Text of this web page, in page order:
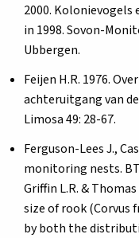
2000. Kolonievogels
in 1998. Sovon-
Ubbergen.
Feijen H.R. 1976.
achteruitgang van
Limosa 49: 28-67.
Ferguson-Lees J.,
monitoring nests.
Griffin L.R. &
size of rook (Corvus
by both the